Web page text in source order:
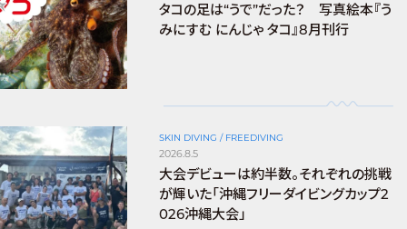
タコの足は“うで”だった？ 写真絵本『う
みにすむ にんじゃ タコ』8月刊行
SKIN DIVING / FREEDIVING
2026.8.5
大会デビューは約半数。それぞれの挑戦
が輝いた「沖縄フリーダイビングカップ2
026沖縄大会」